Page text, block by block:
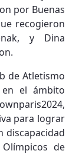
por Buenas
recogieron
y Dina
de Atletismo
el ámbito
para lograr
discapacidad
de